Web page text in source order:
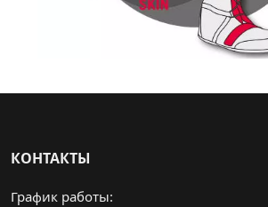
КОНТАКТЫ
График работы: